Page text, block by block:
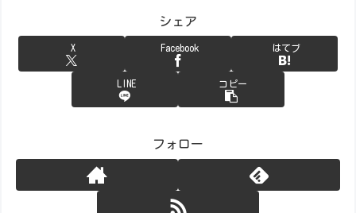
シェア
X Facebook はてブ
LINE コピー
フォロー